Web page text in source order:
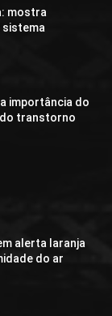
mostra
sistema
importância do
transtorno
alerta laranja
do ar